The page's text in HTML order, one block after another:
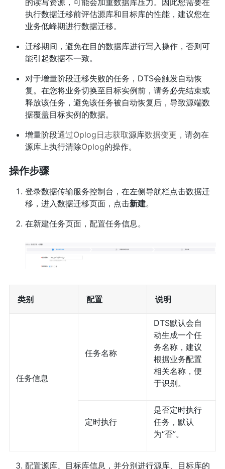
的读写资源，可能会加重数据库压力。因此您需要在
执行数据迁移前评估源库和目标库的性能，建议您在
业务低峰期进行数据迁移。
迁移期间，避免在目的数据库进行写入操作，否则可
能引起数据不一致。
对于增量阶段迁移失败的任务，DTS会触发自动恢
复。在您将业务切换至目标实例前，请务必先结束或
释放该任务，避免该任务被自动恢复后，导致源端数
据覆盖目标实例的数据。
增量阶段通过Oplog日志获取源库数据变更， 请勿在
源库上执行清除Oplog的操作。
操作步骤
登录数据传输服务控制台，在左侧导航栏点击数据迁
移，进入数据迁移页面，点击新建。
在新建任务页面，配置任务信息。
类别 配置 说明
任务信息
任务名称
DTS默认会自
动生成一个任
务名称，建议
根据业务配置
相关名称，便
于识别。
定时执行
是否定时执行
任务，默认
为“否”。
配置源库、目标库信息，并分别进行源库、目标库的